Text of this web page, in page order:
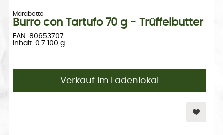
Marabotto
Burro con Tartufo 70 g - Trüffelbutter
EAN: 80653707
Inhalt: 0.7 100 g
Verkauf im Ladenlokal